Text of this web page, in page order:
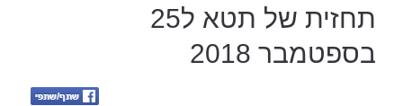
תחזית של תטא ל25
בספטמבר 2018